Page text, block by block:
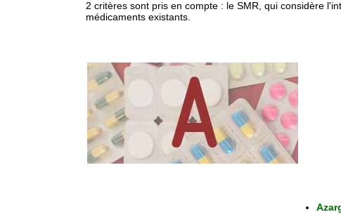
2 critères sont pris en compte : le SMR, qui considère
médicaments existants.